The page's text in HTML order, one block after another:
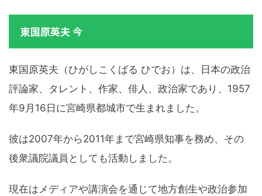
東国原英夫 今
東国原英夫（ひがしこくばる ひでお）は、日本の政治
評論家、タレント、作家、俳人、政治家であり、1957
年9月16日に宮崎県都城市で生まれました。
彼は2007年から2011年まで宮崎県知事を務め、その
後衆議院議員としても活動しました。
現在はメディアや講演会を通じて地方創生や政治参加